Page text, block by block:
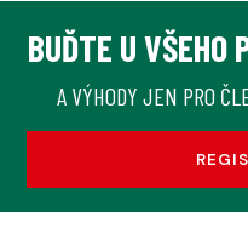
BUĎTE U VŠEHO
A VÝHODY JEN PRO